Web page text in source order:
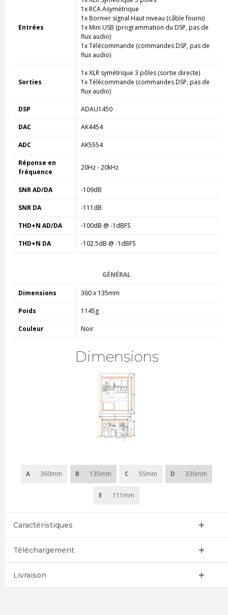
Entrées
1x RCA Asymétrique
1x Bornier signal Haut niveau (câble fourni)
1x Mini USB (programmation du DSP, pas de
flux audio)
1x Télécommande (commandes DSP, pas de
flux audio)
Sorties
1x XLR symétrique 3 pôles (sortie directe)
1x Télécommande (commandes DSP, pas de
flux audio)
DSP ADAU1450
DAC AK4454
ADC AK5554
Réponse en
fréquence
20Hz - 20kHz
SNR AD/DA -109dB
SNR DA -111dB
THD+N AD/DA -100dB @ -1dBFS
THD+N DA -102.5dB @ -1dBFS
GÉNÉRAL
Dimensions 360 x 135mm
Poids 1145g
Couleur Noir
Dimensions
A 360mm B 135mm C 55mm D 336mm
E 111mm
Caractéristiques
Téléchargement
Livraison